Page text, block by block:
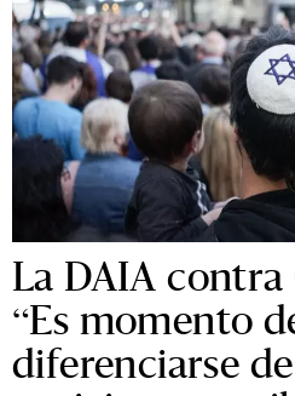
La DAIA
“Es momento
diferenciarse